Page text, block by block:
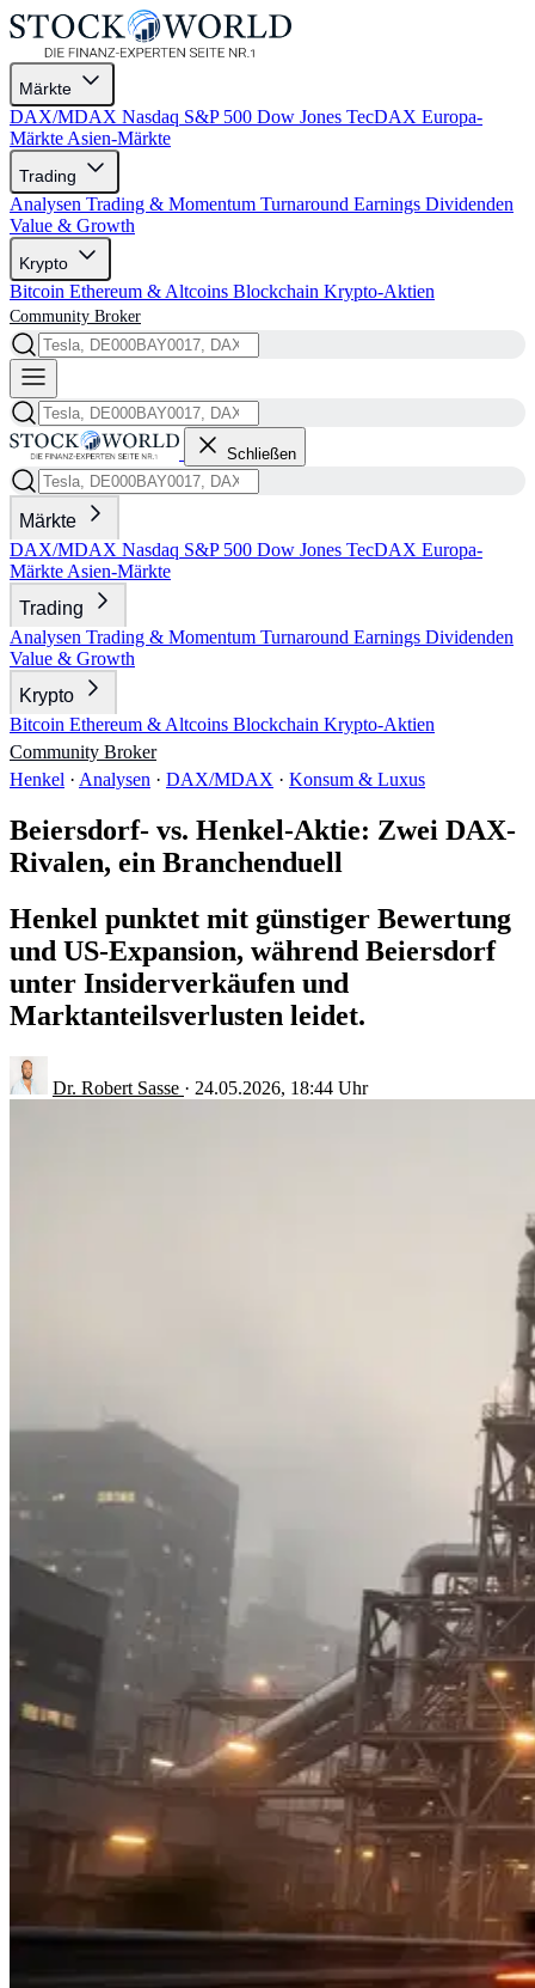
Märkte
DAX/MDAX Nasdaq S&P 500 Dow Jones TecDAX Europa-
Märkte Asien-Märkte
Trading
Analysen Trading & Momentum Turnaround Earnings Dividenden
Value & Growth
Krypto
Bitcoin Ethereum & Altcoins Blockchain Krypto-Aktien
Community Broker
Schließen
Märkte
DAX/MDAX Nasdaq S&P 500 Dow Jones TecDAX Europa-
Märkte Asien-Märkte
Trading
Analysen Trading & Momentum Turnaround Earnings Dividenden
Value & Growth
Krypto
Bitcoin Ethereum & Altcoins Blockchain Krypto-Aktien
Community Broker
Henkel · Analysen · DAX/MDAX · Konsum & Luxus
Beiersdorf- vs. Henkel-Aktie: Zwei DAX-
Rivalen, ein Branchenduell
Henkel punktet mit günstiger Bewertung
und US-Expansion, während Beiersdorf
unter Insiderverkäufen und
Marktanteilsverlusten leidet.
Dr. Robert Sasse · 24.05.2026, 18:44 Uhr